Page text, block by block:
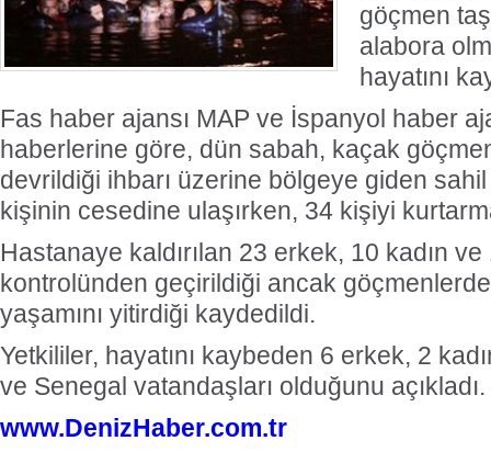
göçmen
alabora
hayatını
Fas haber ajansı MAP ve İspanyol haber
haberlerine göre, dün sabah, kaçak
devrildiği ihbarı üzerine bölgeye giden
kişinin cesedine ulaşırken, 34 kişiyi
Hastanaye kaldırılan 23 erkek, 10 kadın
kontrolünden geçirildiği ancak
yaşamını yitirdiği kaydedildi.
Yetkililer, hayatını kaybeden 6 erkek, 2
ve Senegal vatandaşları olduğunu açıkladı.
www.DenizHaber.com.tr